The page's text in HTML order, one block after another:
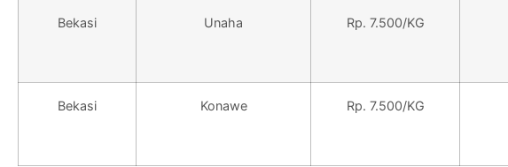
Bekasi Unaha Rp. 7.500/KG
Bekasi Konawe Rp. 7.500/KG